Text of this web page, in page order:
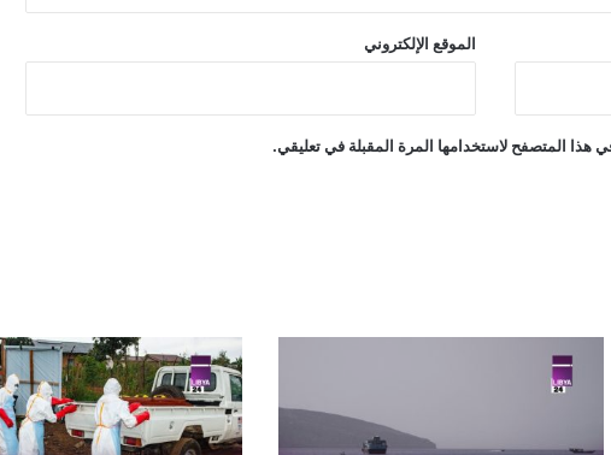
الموقع الإلكتروني
هذا المتصفح لاستخدامها المرة المقبلة في تعليقي.